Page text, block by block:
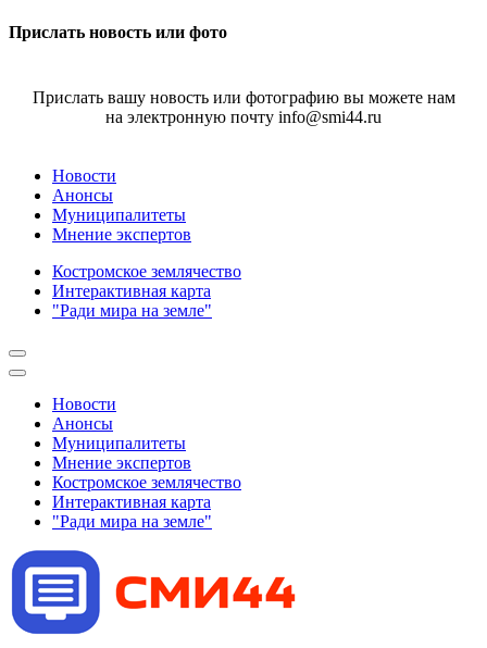
Прислать новость или фото
Прислать вашу новость или фотографию вы можете нам
на электронную почту info@smi44.ru
Новости
Анонсы
Муниципалитеты
Мнение экспертов
Костромское землячество
Интерактивная карта
"Ради мира на земле"
Новости
Анонсы
Муниципалитеты
Мнение экспертов
Костромское землячество
Интерактивная карта
"Ради мира на земле"